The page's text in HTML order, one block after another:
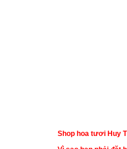
Shop hoa tươi Huy